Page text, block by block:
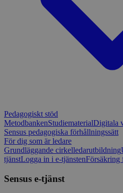
Pedagogiskt stöd
MetodbankenStudiematerialDigitala
Sensus pedagogiska förhållningssätt
För dig som är ledare
Grundläggande cirkelledarutbildning
tjänstLogga in i e-tjänstenFörsäkring
Sensus e-tjänst